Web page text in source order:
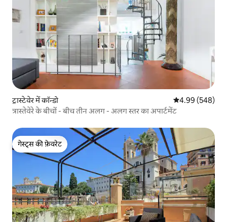
ट्रास्टेवेर में कॉन्डो औसत रेटिंग 5 में से
4.99 (548)
त्रास्तेवेरे के बीचों - बीच तीन अलग - अलग स्तर का अपार्टमेंट
गेस्ट्स की फ़ेवरेट
गेस्ट्स की फ़ेवरेट